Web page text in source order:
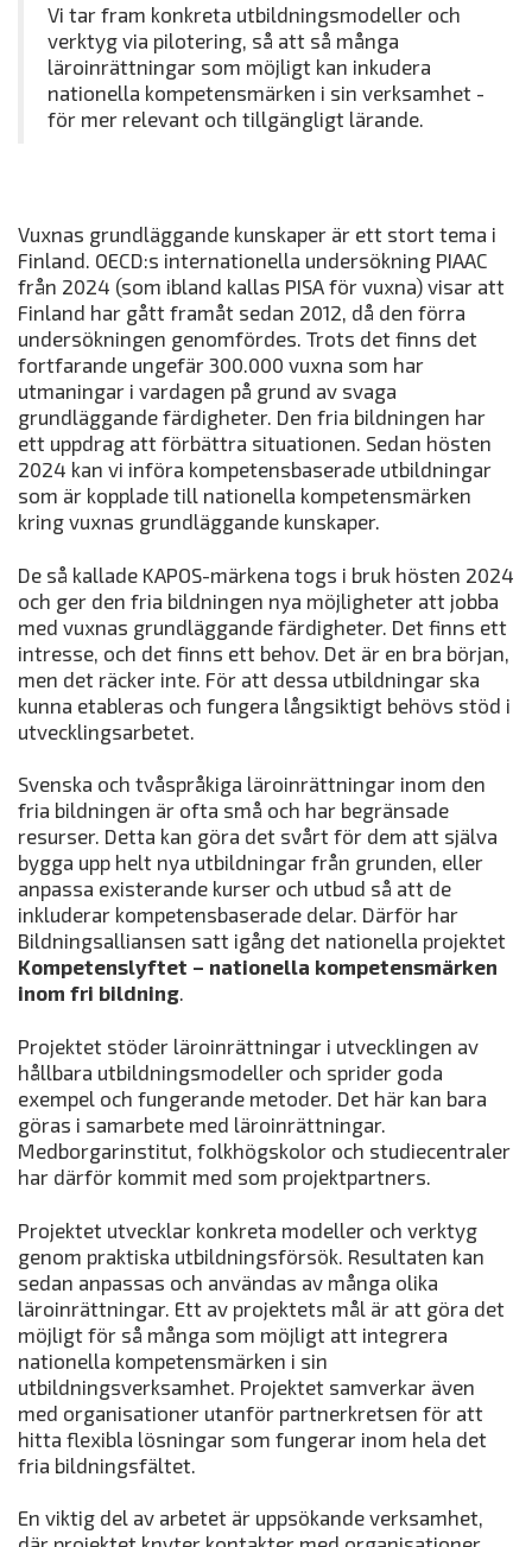
Vi tar fram konkreta utbildningsmodeller och
verktyg via pilotering, så att så många
läroinrättningar som möjligt kan inkudera
nationella kompetensmärken i sin verksamhet -
för mer relevant och tillgängligt lärande.
Vuxnas grundläggande kunskaper är ett stort tema i
Finland. OECD:s internationella undersökning PIAAC
från 2024 (som ibland kallas PISA för vuxna) visar att
Finland har gått framåt sedan 2012, då den förra
undersökningen genomfördes. Trots det finns det
fortfarande ungefär 300.000 vuxna som har
utmaningar i vardagen på grund av svaga
grundläggande färdigheter. Den fria bildningen har
ett uppdrag att förbättra situationen. Sedan hösten
2024 kan vi införa kompetensbaserade utbildningar
som är kopplade till nationella kompetensmärken
kring vuxnas grundläggande kunskaper.
De så kallade KAPOS-märkena togs i bruk hösten 2024
och ger den fria bildningen nya möjligheter att jobba
med vuxnas grundläggande färdigheter. Det finns ett
intresse, och det finns ett behov. Det är en bra början,
men det räcker inte. För att dessa utbildningar ska
kunna etableras och fungera långsiktigt behövs stöd i
utvecklingsarbetet.
Svenska och tvåspråkiga läroinrättningar inom den
fria bildningen är ofta små och har begränsade
resurser. Detta kan göra det svårt för dem att själva
bygga upp helt nya utbildningar från grunden, eller
anpassa existerande kurser och utbud så att de
inkluderar kompetensbaserade delar. Därför har
Bildningsalliansen satt igång det nationella projektet
Kompetenslyftet – nationella kompetensmärken
inom fri bildning.
Projektet stöder läroinrättningar i utvecklingen av
hållbara utbildningsmodeller och sprider goda
exempel och fungerande metoder. Det här kan bara
göras i samarbete med läroinrättningar.
Medborgarinstitut, folkhögskolor och studiecentraler
har därför kommit med som projektpartners.
Projektet utvecklar konkreta modeller och verktyg
genom praktiska utbildningsförsök. Resultaten kan
sedan anpassas och användas av många olika
läroinrättningar. Ett av projektets mål är att göra det
möjligt för så många som möjligt att integrera
nationella kompetensmärken i sin
utbildningsverksamhet. Projektet samverkar även
med organisationer utanför partnerkretsen för att
hitta flexibla lösningar som fungerar inom hela det
fria bildningsfältet.
En viktig del av arbetet är uppsökande verksamhet,